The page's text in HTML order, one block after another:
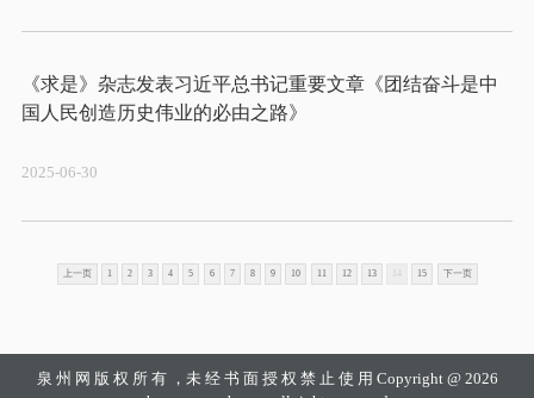
《求是》杂志发表习近平总书记重要文章《团结奋斗是中
2025-06-30
上一页 1 2 3 4 5 6 7 8 9 10 11 12 13 15 下一页
泉 州 网 版 权 所 有 ，未 经 书 面 授 权 禁 止 使 用 Copyright @ 2026